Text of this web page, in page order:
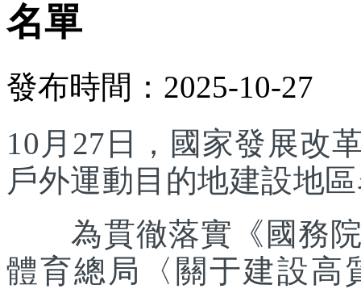
名單
發布時間：2025-10-27
10月27日，國家發展改
戶外運動目的地建設地
為貫徹落實《國務院
體育總局〈關于建設高